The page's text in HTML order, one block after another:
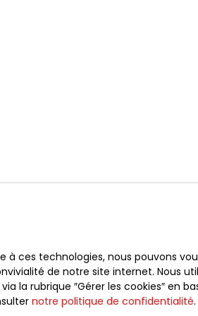
ces technologies, nous pouvons
de notre site internet. Nous
la rubrique ″Gérer les cookies″ en
notre politique de confidentialité.